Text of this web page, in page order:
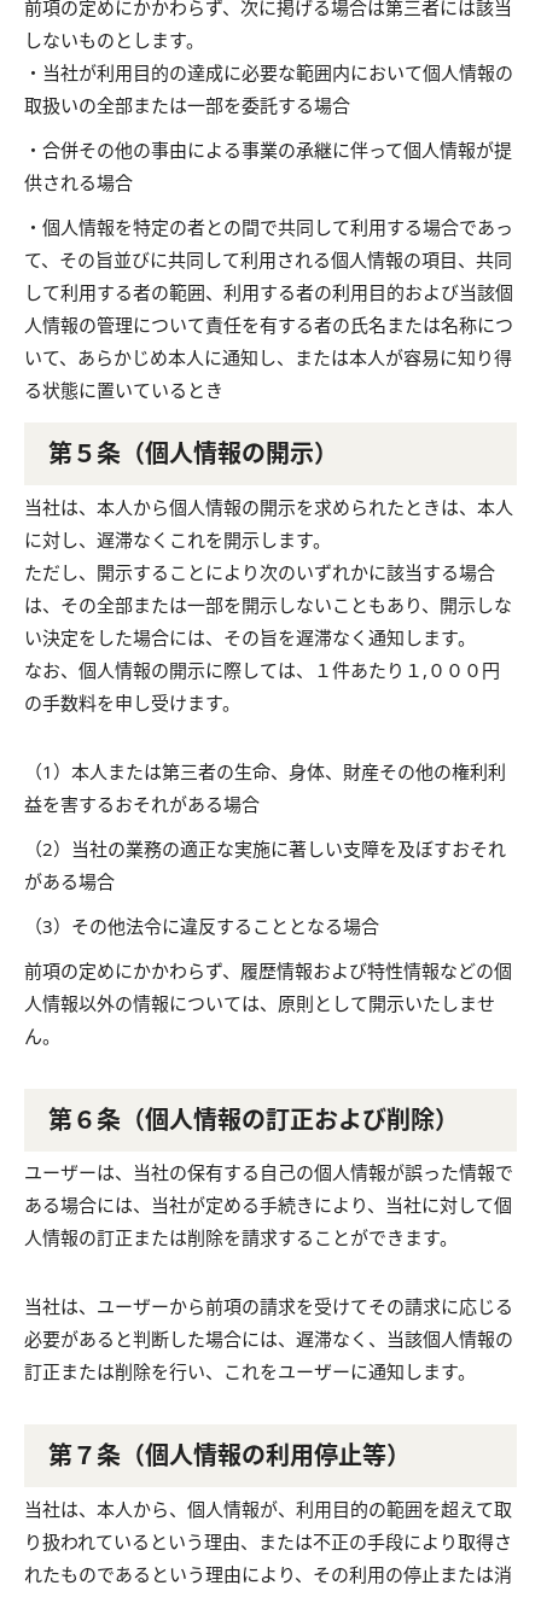
前項の定めにかかわらず、次に掲げる場合は第三者には該当
しないものとします。
・当社が利用目的の達成に必要な範囲内において個人情報の
取扱いの全部または一部を委託する場合
・合併その他の事由による事業の承継に伴って個人情報が提
供される場合
・個人情報を特定の者との間で共同して利用する場合であっ
て、その旨並びに共同して利用される個人情報の項目、共同
して利用する者の範囲、利用する者の利用目的および当該個
人情報の管理について責任を有する者の氏名または名称につ
いて、あらかじめ本人に通知し、または本人が容易に知り得
る状態に置いているとき
第５条（個人情報の開示）
当社は、本人から個人情報の開示を求められたときは、本人
に対し、遅滞なくこれを開示します。
ただし、開示することにより次のいずれかに該当する場合
は、その全部または一部を開示しないこともあり、開示しな
い決定をした場合には、その旨を遅滞なく通知します。
なお、個人情報の開示に際しては、１件あたり１,０００円
の手数料を申し受けます。
（1）本人または第三者の生命、身体、財産その他の権利利
益を害するおそれがある場合
（2）当社の業務の適正な実施に著しい支障を及ぼすおそれ
がある場合
（3）その他法令に違反することとなる場合
前項の定めにかかわらず、履歴情報および特性情報などの個
人情報以外の情報については、原則として開示いたしませ
ん。
第６条（個人情報の訂正および削除）
ユーザーは、当社の保有する自己の個人情報が誤った情報で
ある場合には、当社が定める手続きにより、当社に対して個
人情報の訂正または削除を請求することができます。
当社は、ユーザーから前項の請求を受けてその請求に応じる
必要があると判断した場合には、遅滞なく、当該個人情報の
訂正または削除を行い、これをユーザーに通知します。
第７条（個人情報の利用停止等）
当社は、本人から、個人情報が、利用目的の範囲を超えて取
り扱われているという理由、または不正の手段により取得さ
れたものであるという理由により、その利用の停止または消